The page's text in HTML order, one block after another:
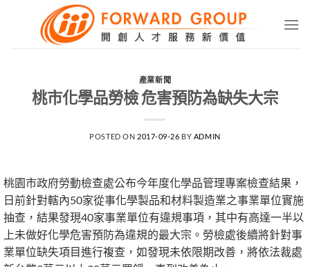
產業新聞
桃市化學品勞檢 危害預防為缺失大宗
POSTED ON 2017-09-26 BY ADMIN
桃園市政府勞動檢查處公布今年度化學品管理專案檢查結果，
日前針對轄內50家從事化學製品和材料製造業之事業單位實施
抽查，結果發現40家事業單位有違規事項，其中有高達一半以
上未做好化學危害預防為違規的最大宗。勞檢處後續將針對事
業單位缺失項目進行複查，如發現未依限期改善，將依法裁處